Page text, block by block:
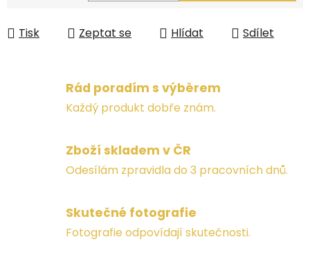
Tisk Zeptat se Hlídat Sdílet
Rád poradím s výběrem
Každý produkt dobře znám.
Zboží skladem v ČR
Odesílám zpravidla do 3 pracovních dnů.
Skutečné fotografie
Fotografie odpovídají skutečnosti.